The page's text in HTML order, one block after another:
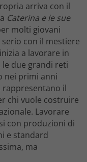
arriva con il
Caterina e le sue
molti giovani
con il mestiere
a lavorare in
le due grandi reti
nei primi anni
rappresentano il
chi vuole costruire
Lavorare
con produzioni di
e standard
ma